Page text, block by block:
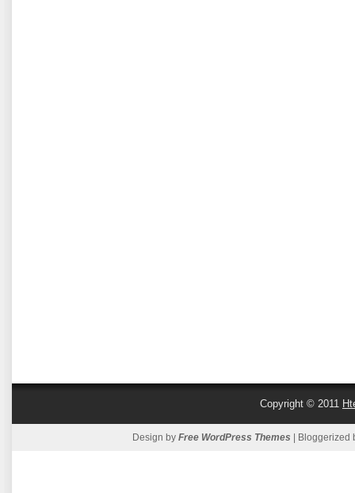
Copyright © 2011
Design by Free WordPress Themes | Bloggerized